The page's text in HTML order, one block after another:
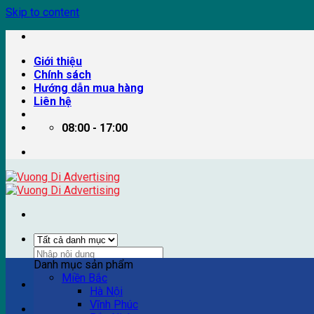
Skip to content
Giới thiệu
Chính sách
Hướng dẫn mua hàng
Liên hệ
08:00 - 17:00
Ví dụ: Billboard quảng cáo, pano quảng cáo, quảng cáo
Danh mục sản phẩm
Miền Bắc
Hà Nội
Vĩnh Phúc